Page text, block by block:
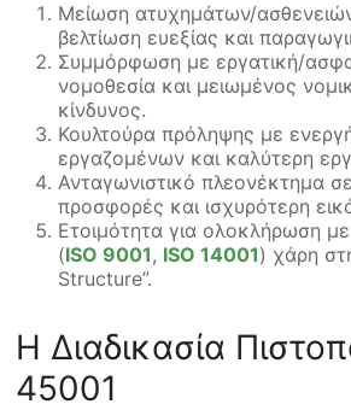
Μείωση ατυχημάτων/
βελτίωση ευεξίας και
Συμμόρφωση με εργατική/
νομοθεσία και μειωμένος
κίνδυνος.
Κουλτούρα πρόληψης με
εργαζομένων και καλύτερη
Ανταγωνιστικό πλεονέκτημα
προσφορές και ισχυρότερη
Ετοιμότητα για ολοκλήρωση
(ISO 9001, ISO 14001) χάρη
Structure”.
Η Διαδικασία
45001